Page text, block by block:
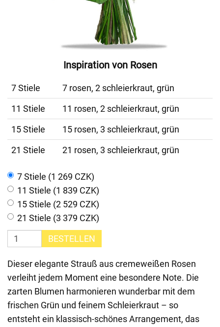
Inspiration von Rosen
7 Stiele
7 rosen, 2 schleierkraut, grün
11 Stiele
11 rosen, 2 schleierkraut, grün
15 Stiele
15 rosen, 3 schleierkraut, grün
21 Stiele
21 rosen, 3 schleierkraut, grün
7 Stiele (1 269 CZK)
11 Stiele (1 839 CZK)
15 Stiele (2 529 CZK)
21 Stiele (3 379 CZK)
BESTELLEN
Dieser elegante Strauß aus cremeweißen Rosen
verleiht jedem Moment eine besondere Note. Die
zarten Blumen harmonieren wunderbar mit dem
frischen Grün und feinem Schleierkraut – so
entsteht ein klassisch-schönes Arrangement, das